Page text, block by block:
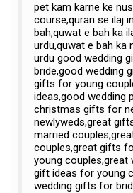
pet kam karne ke
course,quran se ilaj
bah,quwat e bah ka
urdu,quwat e bah ka
urdu good wedding
bride,good wedding
gifts for young
ideas,good wedding
christmas gifts for
newlyweds,great
married
couples,great gifts
young couples,great
gift ideas for young
wedding gifts for